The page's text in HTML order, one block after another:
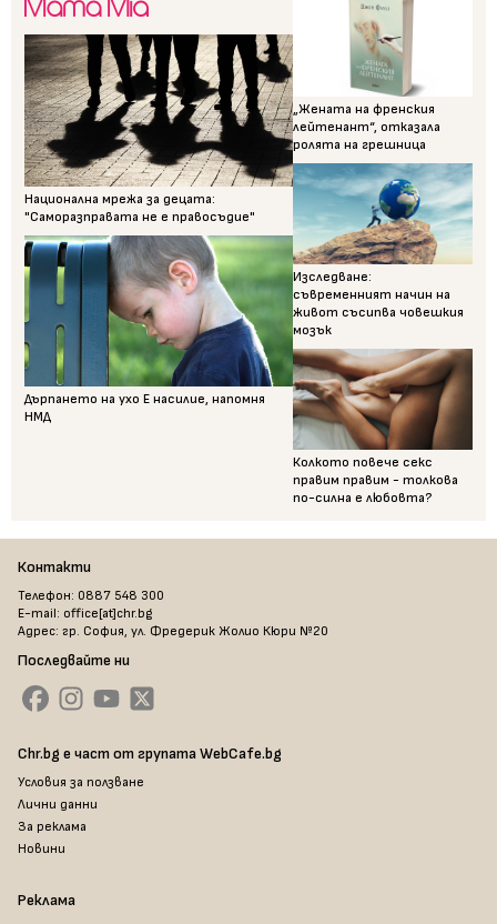
Национална мрежа за децата:
"Саморазправата не е правосъдие"
Дърпането на ухо Е насилие, напомня
НМД
„Жената на френския
лейтенант“, отказала
ролята на грешница
Изследване:
съвременният начин на
живот съсипва човешкия
мозък
Колкото повече секс
правим правим - толкова
по-силна е любовта?
Контакти
Телефон: 0887 548 300
E-mail: office[at]chr.bg
Адрес: гр. София, ул. Фредерик Жолио Кюри №20
Последвайте ни
Chr.bg е част от групата WebCafe.bg
Условия за ползване
Лични данни
За реклама
Новини
Реклама